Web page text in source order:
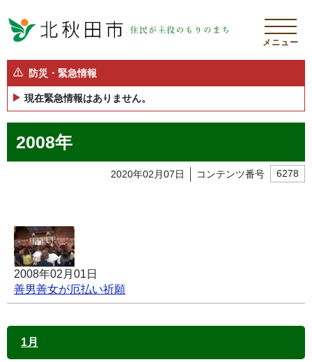
メニュー
防災・緊急情報
現在緊急情報はありません。
2008年
2020年02月07日 コンテンツ番号 6278
2008年02月01日
善男善女が厄払い祈願
1月